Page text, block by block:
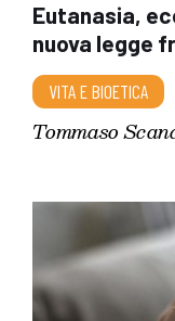
Eutanasia,
nuova legge
VITA E BIOETICA
Tommaso